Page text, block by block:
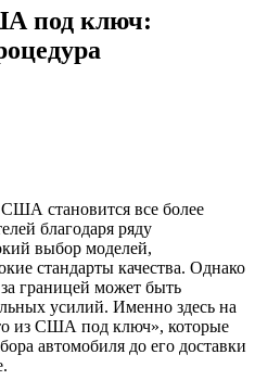
под ключ:
становится все более
благодаря ряду
выбор моделей,
стандарты качества. Однако
границей может быть
усилий. Именно здесь на
из США под ключ», которые
автомобиля до его доставки